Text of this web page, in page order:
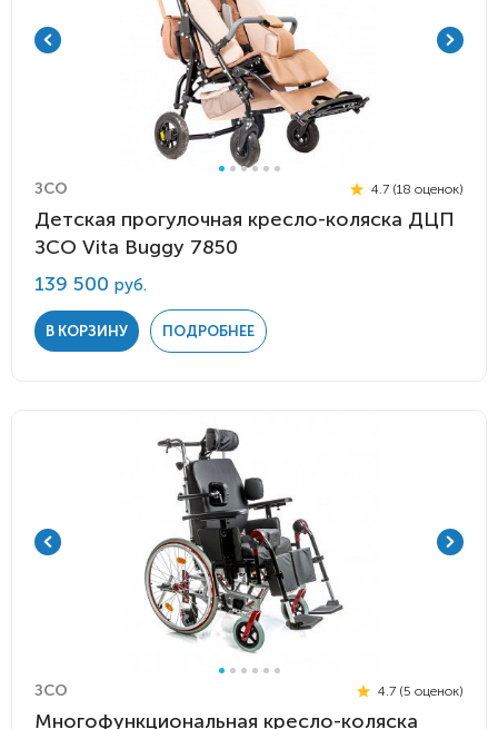
ЗСО 4.7 (18 оценок)
Детская прогулочная кресло-коляска ДЦП
ЗСО Vita Buggy 7850
139 500 руб.
В КОРЗИНУ ПОДРОБНЕЕ
ЗСО 4.7 (5 оценок)
Многофункциональная кресло-коляска